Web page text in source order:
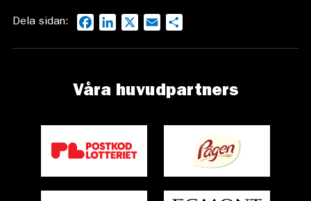
Dela sidan: FacebookLinkedIn Email
Våra huvudpartners